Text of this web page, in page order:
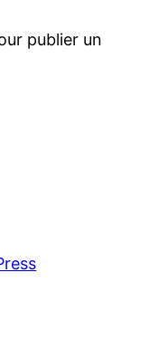
publier un